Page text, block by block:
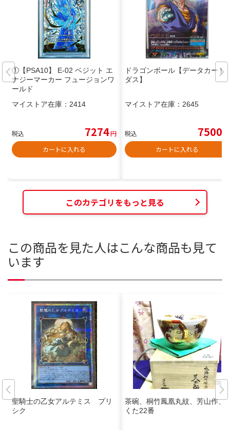
①【PSA10】 E-02 ベジット エ
ナジーマーカー フュージョンワ
ールド
マイストア在庫： 2414
税込 7274円
カートに入れる
ドラゴンボール【データカード
ダス】
マイストア在庫： 2645
税込 7500
カートに入れる
このカテゴリをもっと見る
この商品を見た人はこんな商品も見て
います
聖騎士の乙女アルテミス プリ
シク
茶碗、桐竹鳳凰丸紋、芳山作、
くた22番